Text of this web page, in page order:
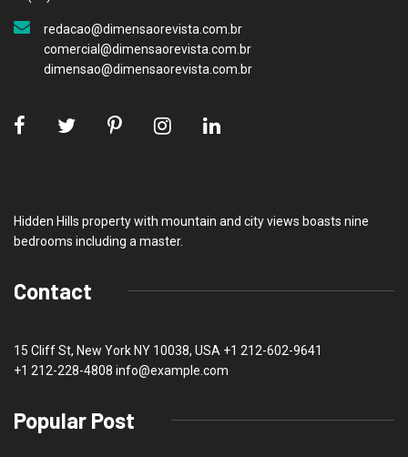
redacao@dimensaorevista.com.br
comercial@dimensaorevista.com.br
dimensao@dimensaorevista.com.br
Hidden Hills property with mountain and city views boasts nine
bedrooms including a master.
Contact
15 Cliff St, New York NY 10038, USA +1 212-602-9641
+1 212-228-4808 info@example.com
Popular Post